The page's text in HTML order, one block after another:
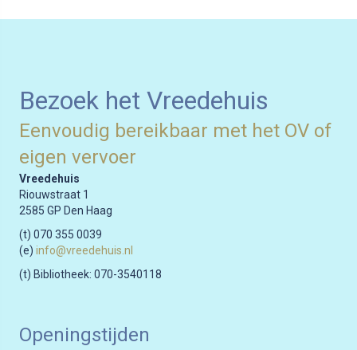
Bezoek het Vreedehuis
Eenvoudig bereikbaar met het OV of
eigen vervoer
Vreedehuis
Riouwstraat 1
2585 GP Den Haag
(t) 070 355 0039
(e) info@vreedehuis.nl
(t) Bibliotheek: 070-3540118
Openingstijden